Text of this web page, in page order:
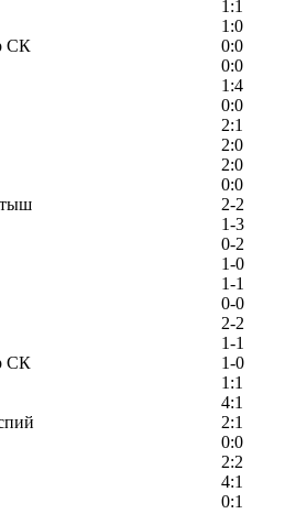
1:1
1:0
СК
0:0
0:0
1:4
0:0
2:1
2:0
2:0
0:0
2-2
1-3
0-2
1-0
1-1
0-0
2-2
1-1
СК
1-0
1:1
4:1
2:1
0:0
2:2
4:1
0:1